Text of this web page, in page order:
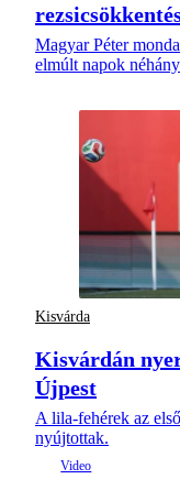
Magyar Péter
elmúlt napok
Kisvárda
Kisvárdán
Újpest
A lila-fehérek az
nyújtottak.